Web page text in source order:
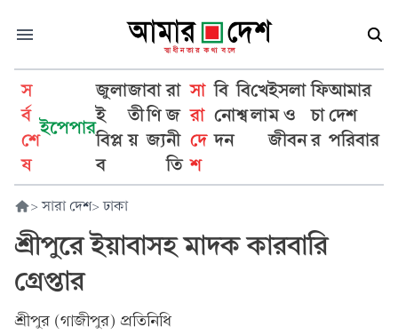
স
র্ব
শে
ষ
ইপেপার
জুলা
ই
বিপ্ল
ব
জা
তী
য়
বা
ণি
জ্য
রা
জ
নী
তি
সা
রা
দে
শ
বি
নো
দন
বি
শ্ব
খে
লা
ইসলা
ম ও
জীবন
ফি
চা
র
আমার
দেশ
পরিবার
> সারা দেশ> ঢাকা
শ্রীপুরে ইয়াবাসহ মাদক কারবারি
গ্রেপ্তার
শ্রীপুর (গাজীপুর) প্রতিনিধি